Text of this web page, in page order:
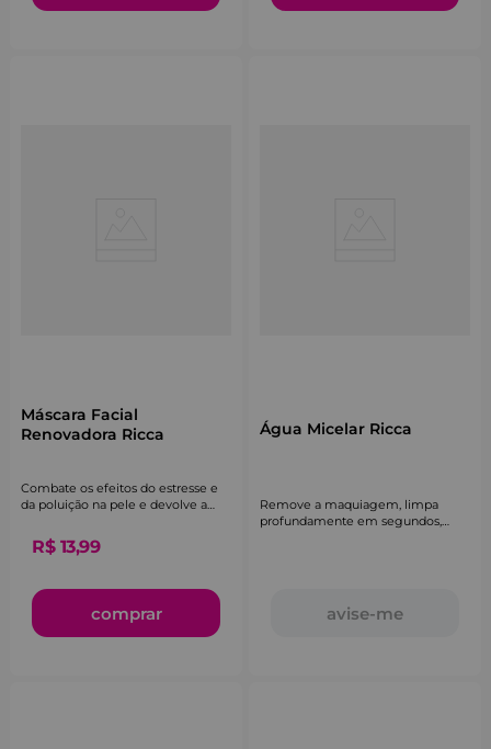
Máscara Facial
Renovadora Ricca
Combate os efeitos do estresse e
da poluição na pele e devolve a
R$ 13,99
comprar
Água Micelar Ricca
Remove a maquiagem, limpa
profundamente em segundos,
avise-me